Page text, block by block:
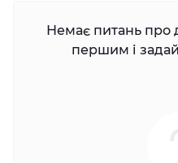
Немає питань про
першим і